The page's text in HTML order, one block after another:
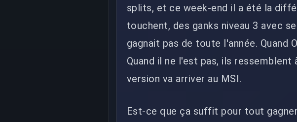
splits, et ce week-end il a été la
touchent, des ganks niveau 3 avec
gagnait pas de toute l'année.
Quand il ne l'est pas, ils
version va arriver au MSI.
Est-ce que ça suffit pour tout